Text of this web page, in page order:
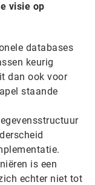
visie op
databases
keurig
dan ook voor
staande
is een
echter niet tot